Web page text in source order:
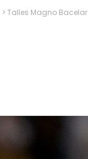
> Talles Magno Bacelar